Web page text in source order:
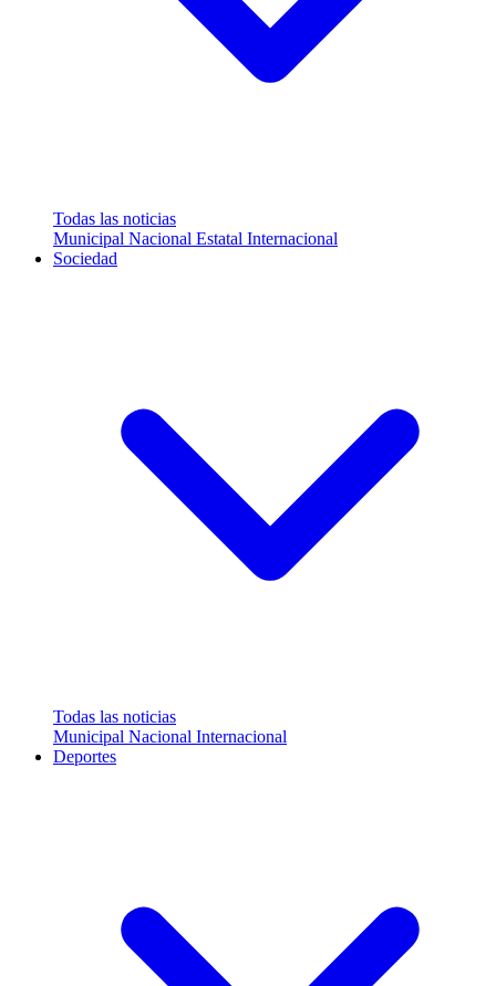
Todas las noticias
Municipal Nacional Estatal Internacional
Sociedad
Todas las noticias
Municipal Nacional Internacional
Deportes